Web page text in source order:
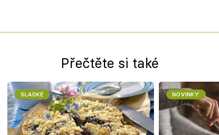
Přečtěte si také
SLADKÉ NOVINKY